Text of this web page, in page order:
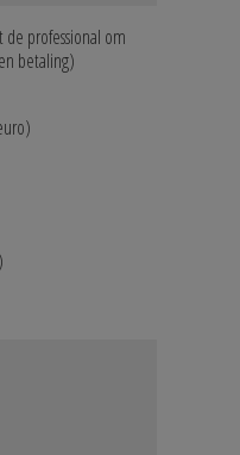
professional om
betaling)